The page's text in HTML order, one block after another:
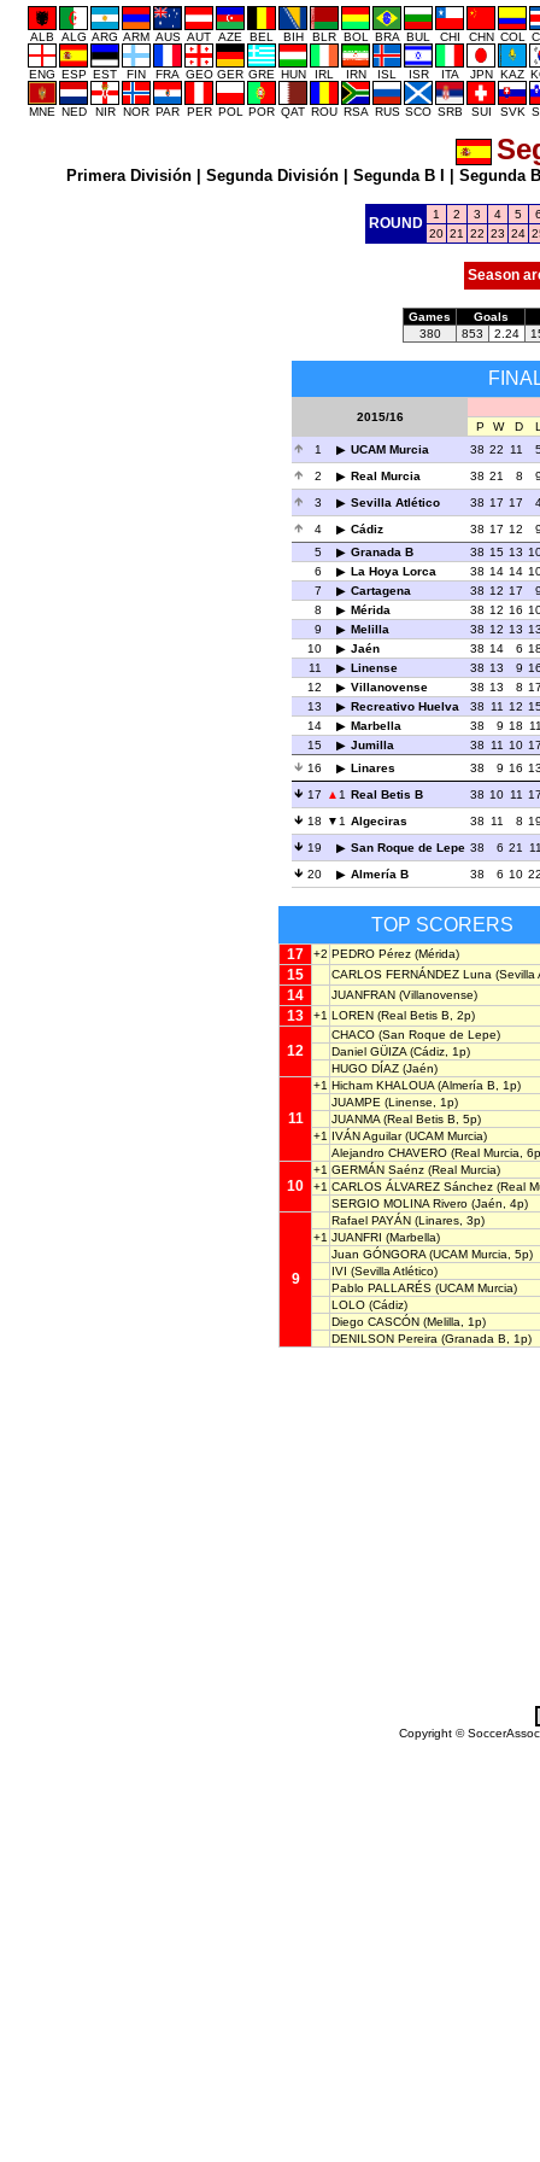
ALB ALG ARG ARM AUS AUT AZE BEL BIH BLR BOL BRA BUL CHI CHN COL
ENG ESP EST FIN FRA GEO GER GRE HUN IRL IRN ISL ISR ITA JPN KAZ
MNE NED NIR NOR PAR PER POL POR QAT ROU RSA RUS SCO SRB SUI SVK
Primera División| Segunda División| Segunda B I Segunda
ROUND
1 2 3 4 5
20 21 22 23 24
Season
Games
Goals
380
853 2.24
2015/16
P W D
1
UCAM Murcia 38 22 11
2
Real Murcia 38 21 8
3
Sevilla Atlético 38 17 17
4
Cádiz 38 17 12
5
Granada B 38 15 13
6
La Hoya Lorca 38 14 14
7
Cartagena 38 12 17
8
Mérida 38 12 16
9
Melilla 38 12 13
10
Jaén 38 14 6
11
Linense 38 13 9
12
Villanovense 38 13 8
13
Recreativo Huelva 38 11 12
14
Marbella 38 9 18
15
Jumilla 38 11 10
16
Linares 38 9 16
17
1 Real Betis B 38 10 11
18
1 Algeciras 38 11 8
19
San Roque de Lepe 38 6 21
20
Almería B 38 6 10
TOP SCORERS
17 +2 PEDRO Pérez (Mérida)
15 CARLOS FERNÁNDEZ Luna (Sevilla
14 JUANFRAN (Villanovense)
13 +1 LOREN (Real Betis B, 2p)
12
CHACO (San Roque de Lepe)
Daniel GÜIZA (Cádiz, 1p)
HUGO DÍAZ (Jaén)
11
+1 Hicham KHALOUA (Almería B, 1p)
JUAMPE (Linense, 1p)
JUANMA (Real Betis B, 5p)
+1 IVÁN Aguilar(UCAM Murcia)
Alejandro CHAVERO (Real Murcia,
10
+1 GERMÁN Saénz (Real Murcia)
+1 CARLOS ÁLVAREZ Sánchez (Real
SERGIO MOLINA Rivero (Jaén, 4p)
9
Rafael PAYÁN (Linares, 3p)
+1 JUANFRI (Marbella)
Juan GÓNGORA (UCAM Murcia, 5p)
IVI (Sevilla Atlético)
Pablo PALLARÉS (UCAM Murcia)
LOLO (Cádiz)
Diego CASCÓN (Melilla, 1p)
DENILSON Pereira (Granada B, 1p)
Copyright ©